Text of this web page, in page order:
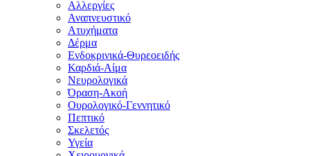
Αλλεργίες
Αναπνευστικό
Ατυχήματα
Δέρμα
Ενδοκρινικά-Θυρεοειδής
Καρδιά-Αίμα
Νευρολογικά
Όραση-Ακοή
Ουρολογικό-Γεννητικό
Πεπτικό
Σκελετός
Υγεία